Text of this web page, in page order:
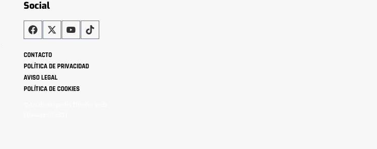
Social
CONTACTO
POLÍTICA DE PRIVACIDAD
AVISO LEGAL
POLÍTICA DE COOKIES